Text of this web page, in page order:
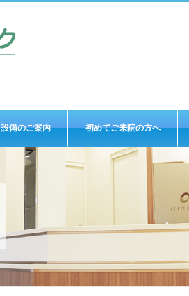
備のご案内 初めてご来院の方へ